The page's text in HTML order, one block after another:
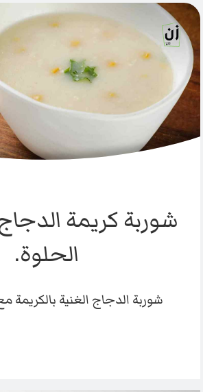
شوربة كريمة
الحلوة.
شوربة الدجاج الغنية بالكريمة